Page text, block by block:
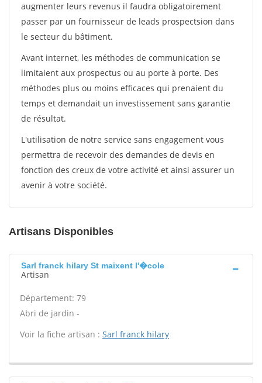
augmenter leurs revenus il faudra obligatoirement
passer par un fournisseur de leads prospectsion dans
le secteur du bâtiment.
Avant internet, les méthodes de communication se
limitaient aux prospectus ou au porte à porte. Des
méthodes plus ou moins efficaces qui prenaient du
temps et demandait un investissement sans garantie
de résultat.
L'utilisation de notre service sans engagement vous
permettra de recevoir des demandes de devis en
fonction des creux de votre activité et ainsi assurer un
avenir à votre société.
Artisans Disponibles
Sarl franck hilary St maixent l'�cole
Artisan
Département: 79
Abri de jardin -
Voir la fiche artisan : Sarl franck hilary